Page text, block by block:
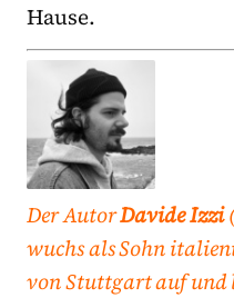
Hause.
Der AutorDavide Izzi
wuchs als Sohn
von Stuttgart auf